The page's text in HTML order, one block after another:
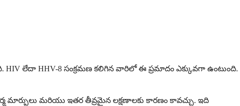
HIV లేదా HHV-8 సంక్రమణ కలిగిన వారిలో ఈ ప్రమాదం ఎక్కువగా ఉంటుంది.
మార్పులు మరియు ఇతర తీవ్రమైన లక్షణాలకు కారణం కావచ్చు. ఇది